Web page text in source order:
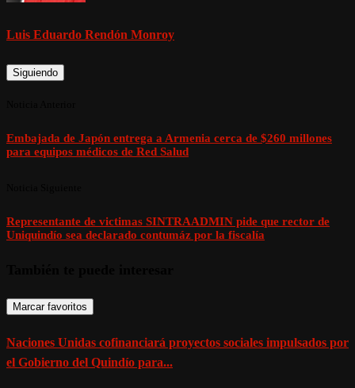
Luis Eduardo Rendón Monroy
Siguiendo
Embajada de Japón entrega a Armenia cerca de $260 millones
para equipos médicos de Red Salud
Representante de victimas SINTRAADMIN pide que rector de
Uniquindío sea declarado contumáz por la fiscalía
Marcar favoritos
Naciones Unidas cofinanciará proyectos sociales impulsados por
el Gobierno del Quindío para...